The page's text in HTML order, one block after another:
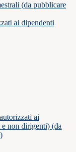
(da pubblicare
ai dipendenti
ai
non dirigenti) (da